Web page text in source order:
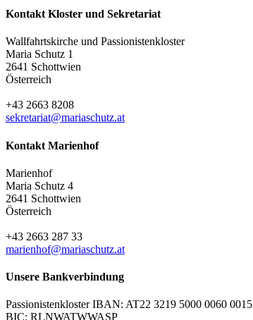
Kontakt Kloster und Sekretariat
Wallfahrtskirche und Passionistenkloster
Maria Schutz 1
2641 Schottwien
Österreich
+43 2663 8208
sekretariat@mariaschutz.at
Kontakt Marienhof
Marienhof
Maria Schutz 4
2641 Schottwien
Österreich
+43 2663 287 33
marienhof@mariaschutz.at
Unsere Bankverbindung
Passionistenkloster IBAN: AT22 3219 5000 0060 0015
BIC: RLNWATWWASP